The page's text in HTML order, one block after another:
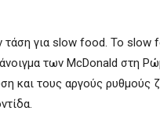
τάση για slow food. Το slow
των McDonald στη
και τους αργούς